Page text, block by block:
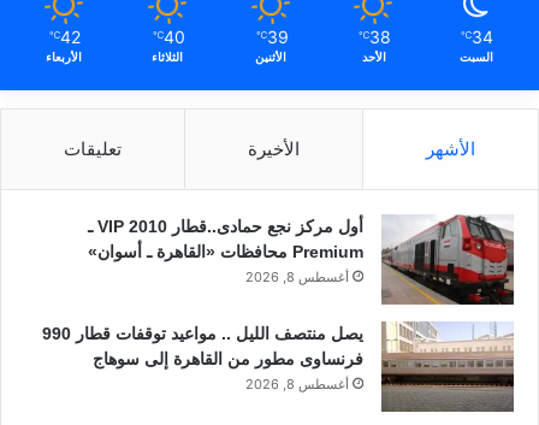
34
℃
السبت
38
℃
الأحد
39
℃
الأثنين
40
℃
الثلاثاء
42
℃
الأربعاء
الأشهر الأخيرة تعليقات
أول مركز نجع حمادى..قطار 2010 VIP ـ
Premium محافظات «القاهرة ـ أسوان»
أغسطس 8, 2026
يصل منتصف الليل .. مواعيد توقفات قطار 990
فرنساوى مطور من القاهرة إلى سوهاج
أغسطس 8, 2026